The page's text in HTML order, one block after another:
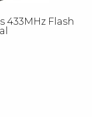
433MHz Flash